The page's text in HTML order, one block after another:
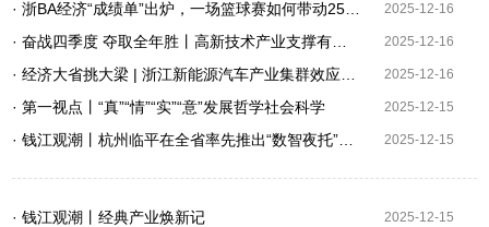
2025-12-16
2025-12-16
2025-12-16
· 第一视点丨“真”“情”“实”“意”发展哲学社会科学 2025-12-15
2025-12-15
· 钱江观潮丨经典产业焕新记 2025-12-15